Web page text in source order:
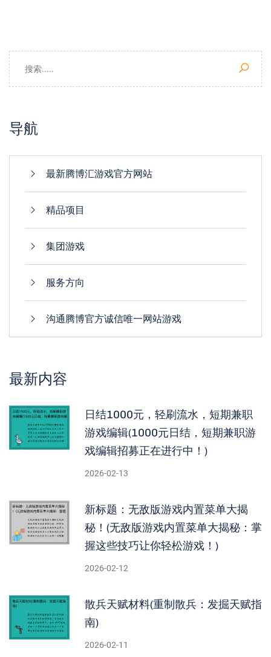
导航
最新腾博汇游戏官方网站
精品项目
集团游戏
服务方向
沟通腾博官方诚信唯一网站游戏
最新内容
日结1000元，轻刷流水，短期兼职
游戏编辑(1000元日结，短期兼职游
戏编辑招募正在进行中！)
2026-02-13
新标题：无敌版游戏内置菜单大揭
秘！(无敌版游戏内置菜单大揭秘：掌
握这些技巧让你轻松游戏！)
2026-02-12
散兵天赋材料(重制散兵：发掘天赋指
南)
2026-02-11